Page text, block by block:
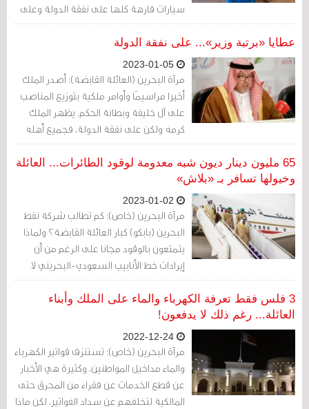
سيارات فارهة كلها على نفقة الدولة وعلى
حساب حقوق المواطن الفقير.
عطايا «برتبة وزير»... على نفقة الدولة
مرآة البحرين (العائلة القابضة): أصدر الملك
أخيرا مراسيمًا وأوامر ملكية بتوزيع المناصب
على آل خليفة وبطانة الحكم. يظهر الملك
كرمه ولكن على نفقة الدولة، فجميع أهله
ومن حوله برتبة وزير.
65 مليون دينار ديون شبه معدومة لوقود الطائرات... العائلة
وخيولها تسافر بـ «بلاش»
مرآة البحرين (خاص): كم تطالب شركة نفط
البحرين (بابكو) كبار العائلة القابضة؟ ولماذا
يتمتعون بالوقود مجانا على الرغم من أن
إيرادات خط الأنابيب السعودي-البحريني لا
تدخل في ميزانية الدولة بل في جيوبهم
الخاصة؟
3 فلس فقط تعرفة الكهرباء والماء على الملك وأبناء
العائلة... رغم ذلك لا يدفعون!
مرآة البحرين (خاص): تستنزف فواتير الكهرباء
والماء مداخيل المواطنين، وكثيرة هي الأخبار
عن قطع الخدمات عن فقراء من المحرق حتى
المالكية لتخلفهم عن سداد الفواتير، لكن ماذا